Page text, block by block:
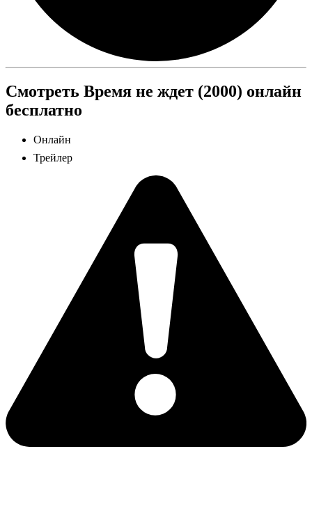
Смотреть Время не ждет (2000) онлайн
бесплатно
Онлайн
Трейлер